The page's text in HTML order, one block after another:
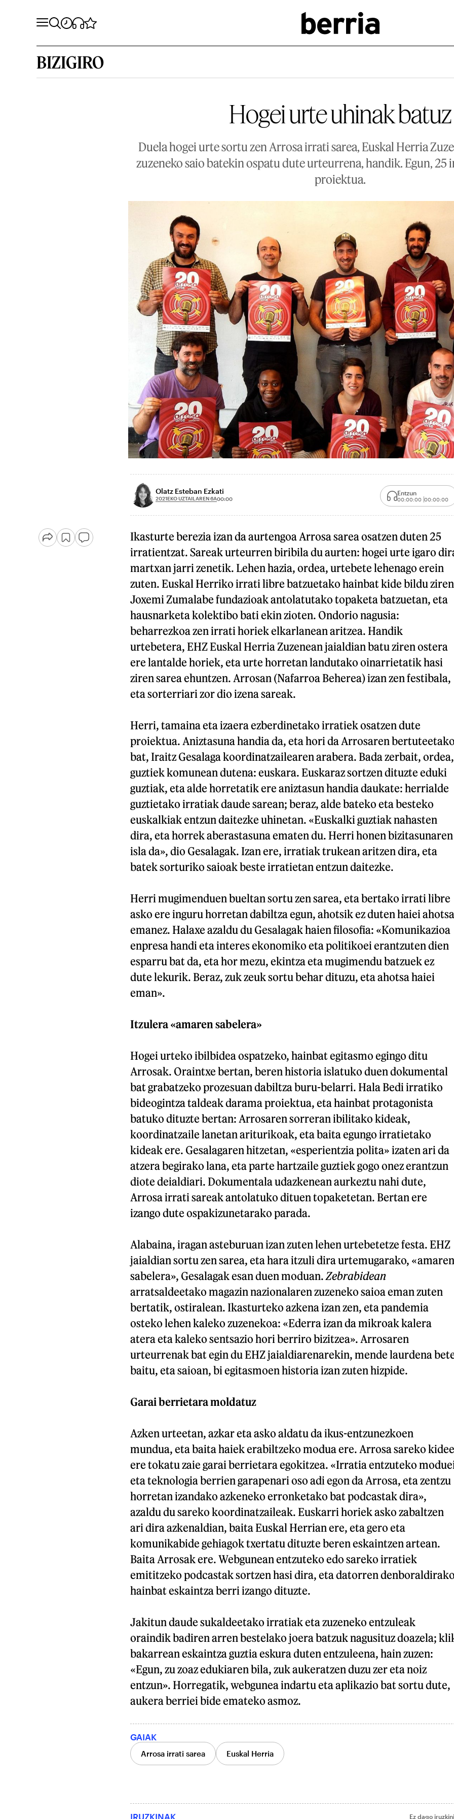
BIZIGIRO
Hogei urte uhinak batuz
Duela hogei urte sortu zen Arrosa irrati sarea, Euskal Herria
zuzeneko saio batekin ospatu dute urteurrena, handik. Egun, 25
proiektua.
Olatz Esteban Ezkati
2021EKO UZTAILAREN 6A00:00
Entzun
00:00:00 00:00:00
Ikasturte berezia izan da aurtengoa Arrosa sarea osatzen duten 25
irratientzat. Sareak urteurren biribila du aurten: hogei urte igaro
martxan jarri zenetik. Lehen hazia, ordea, urtebete lehenago erein
zuten. Euskal Herriko irrati libre batzuetako hainbat kide bildu ziren
Joxemi Zumalabe fundazioak antolatutako topaketa batzuetan, eta
hausnarketa kolektibo bati ekin zioten. Ondorio nagusia:
beharrezkoa zen irrati horiek elkarlanean aritzea. Handik
urtebetera, EHZ Euskal Herria Zuzenean jaialdian batu ziren ostera
ere lantalde horiek, eta urte horretan landutako oinarrietatik hasi
ziren sarea ehuntzen. Arrosan (Nafarroa Beherea) izan zen festibala,
eta sorterriari zor dio izena sareak.
Herri, tamaina eta izaera ezberdinetako irratiek osatzen dute
proiektua. Aniztasuna handia da, eta hori da Arrosaren
bat, Iraitz Gesalaga koordinatzailearen arabera. Bada zerbait, ordea,
guztiek komunean dutena: euskara. Euskaraz sortzen dituzte eduki
guztiak, eta alde horretatik ere aniztasun handia daukate: herrialde
guztietako irratiak daude sarean; beraz, alde bateko eta besteko
euskalkiak entzun daitezke uhinetan. «Euskalki guztiak nahasten
dira, eta horrek aberastasuna ematen du. Herri honen bizitasunaren
isla da», dio Gesalagak. Izan ere, irratiak trukean aritzen dira, eta
batek sorturiko saioak beste irratietan entzun daitezke.
Herri mugimenduen bueltan sortu zen sarea, eta bertako irrati libre
asko ere inguru horretan dabiltza egun, ahotsik ez duten haiei ahotsa
emanez. Halaxe azaldu du Gesalagak haien filosofia: «Komunikazioa
enpresa handi eta interes ekonomiko eta politikoei erantzuten dien
esparru bat da, eta hor mezu, ekintza eta mugimendu batzuek ez
dute lekurik. Beraz, zuk zeuk sortu behar dituzu, eta ahotsa haiei
eman».
Itzulera «amaren sabelera»
Hogei urteko ibilbidea ospatzeko, hainbat egitasmo egingo ditu
Arrosak. Oraintxe bertan, beren historia islatuko duen dokumental
bat grabatzeko prozesuan dabiltza buru-belarri. Hala Bedi irratiko
bideogintza taldeak darama proiektua, eta hainbat protagonista
batuko dituzte bertan: Arrosaren sorreran ibilitako kideak,
koordinatzaile lanetan ariturikoak, eta baita egungo irratietako
kideak ere. Gesalagaren hitzetan, «esperientzia polita» izaten ari da
atzera begirako lana, eta parte hartzaile guztiek gogo onez erantzun
diote deialdiari. Dokumentala udazkenean aurkeztu nahi dute,
Arrosa irrati sareak antolatuko dituen topaketetan. Bertan ere
izango dute ospakizunetarako parada.
Alabaina, iragan asteburuan izan zuten lehen urtebetetze festa. EHZ
jaialdian sortu zen sarea, eta hara itzuli dira urtemugarako, «amaren
sabelera», Gesalagak esan duen moduan. Zebrabidean
arratsaldeetako magazin nazionalaren zuzeneko saioa eman zuten
bertatik, ostiralean. Ikasturteko azkena izan zen, eta pandemia
osteko lehen kaleko zuzenekoa: «Ederra izan da mikroak kalera
atera eta kaleko sentsazio hori berriro bizitzea». Arrosaren
urteurrenak bat egin du EHZ jaialdiarenarekin, mende laurdena
baitu, eta saioan, bi egitasmoen historia izan zuten hizpide.
Garai berrietara moldatuz
Azken urteetan, azkar eta asko aldatu da ikus-entzunezkoen
mundua, eta baita haiek erabiltzeko modua ere. Arrosa sareko
ere tokatu zaie garai berrietara egokitzea. «Irratia entzuteko
eta teknologia berrien garapenari oso adi egon da Arrosa, eta zentzu
horretan izandako azkeneko erronketako bat podcastak dira»,
azaldu du sareko koordinatzaileak. Euskarri horiek asko zabaltzen
ari dira azkenaldian, baita Euskal Herrian ere, eta gero eta
komunikabide gehiagok txertatu dituzte beren eskaintzen artean.
Baita Arrosak ere. Webgunean entzuteko edo sareko irratiek
emititzeko podcastak sortzen hasi dira, eta datorren
hainbat eskaintza berri izango dituzte.
Jakitun daude sukaldeetako irratiak eta zuzeneko entzuleak
oraindik badiren arren bestelako joera batzuk nagusituz doazela;
bakarrean eskaintza guztia eskura duten entzuleena, hain zuzen:
«Egun, zu zoaz edukiaren bila, zuk aukeratzen duzu zer eta noiz
entzun». Horregatik, webgunea indartu eta aplikazio bat sortu dute,
aukera berriei bide emateko asmoz.
GAIAK
Arrosa irrati sarea Euskal Herria
IRUZKINAK Ez dago